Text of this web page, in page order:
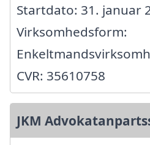
Startdato: 31. januar
Virksomhedsform:
CVR: 35610758
JKM